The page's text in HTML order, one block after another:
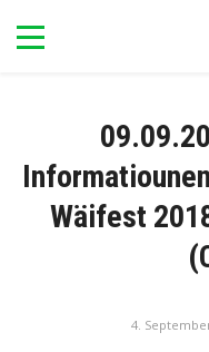
Wäifest
4.